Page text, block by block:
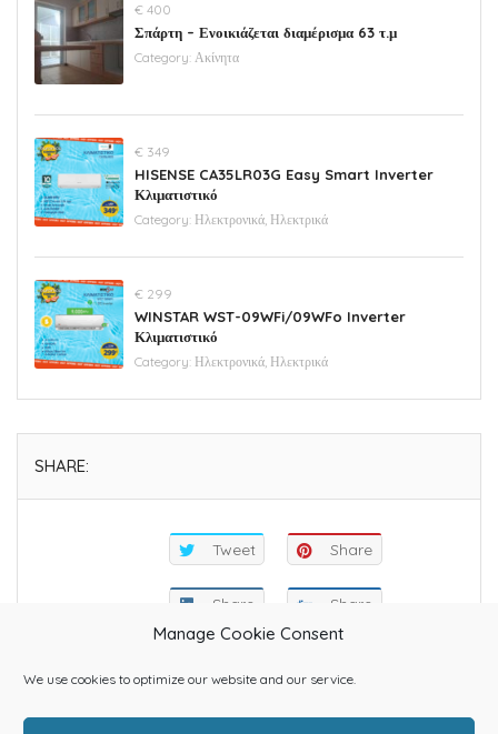
Manage Cookie Consent
We use cookies to optimize our website and our service.
€ 400
Σπάρτη – Ενοικιάζεται διαμέρισμα 63 τ.μ
Category: Ακίνητα
€ 349
HISENSE CA35LR03G Easy Smart Inverter
Κλιματιστικό
Category: Ηλεκτρονικά, Ηλεκτρικά
€ 299
WINSTAR WST-09WFi/09WFo Inverter
Κλιματιστικό
Category: Ηλεκτρονικά, Ηλεκτρικά
SHARE:
Tweet Share
Share Share